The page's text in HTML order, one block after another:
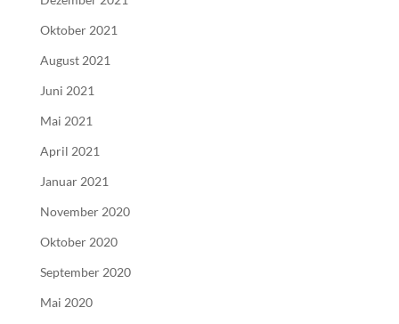
Oktober 2021
August 2021
Juni 2021
Mai 2021
April 2021
Januar 2021
November 2020
Oktober 2020
September 2020
Mai 2020